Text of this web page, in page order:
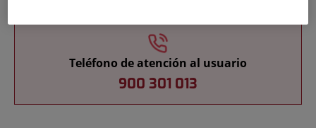
Teléfono de atención al usuario
900 301 013